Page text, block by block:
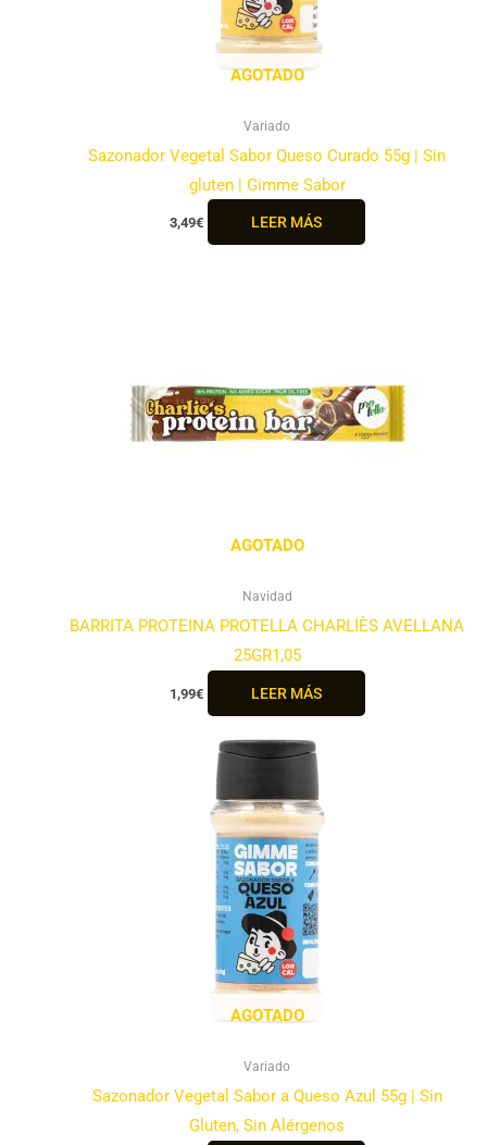
AGOTADO
Variado
Sazonador Vegetal Sabor Queso Curado 55g | Sin
gluten | Gimme Sabor
3,49€ LEER MÁS
AGOTADO
Navidad
BARRITA PROTEINA PROTELLA CHARLIÈS AVELLANA
25GR1,05
1,99€ LEER MÁS
AGOTADO
Variado
Sazonador Vegetal Sabor a Queso Azul 55g | Sin
Gluten, Sin Alérgenos